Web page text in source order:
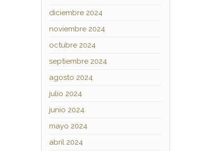
diciembre 2024
noviembre 2024
octubre 2024
septiembre 2024
agosto 2024
julio 2024
junio 2024
mayo 2024
abril 2024